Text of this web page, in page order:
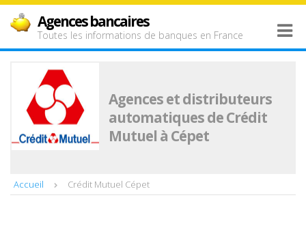
Agences bancaires
Toutes les informations de banques en France
Agences et distributeurs
automatiques de Crédit
Mutuel à Cépet
Accueil Crédit Mutuel Cépet